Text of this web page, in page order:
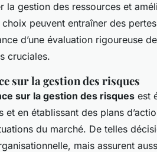
la gestion des ressources et
choix peuvent entraîner des
d’une évaluation rigoureuse
cruciales.
sur la gestion des risques
sur la gestion des risques est
et en établissant des plans
du marché. De telles
mais assurent